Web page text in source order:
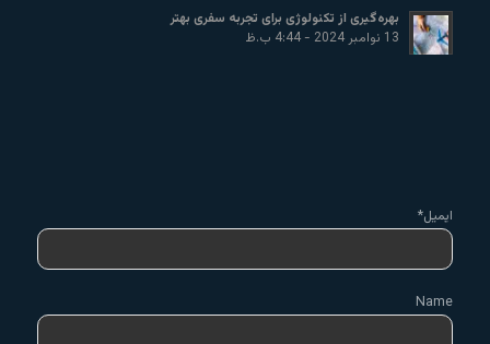
بهره‌گیری از تکنولوژی برای تجربه سفری بهتر
13 نوامبر 2024 - 4:44 ب.ظ
ایمیل*
Name